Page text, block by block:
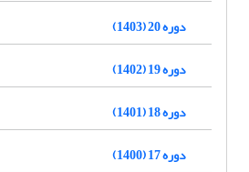
دوره 20 (1403)
دوره 19 (1402)
دوره 18 (1401)
دوره 17 (1400)